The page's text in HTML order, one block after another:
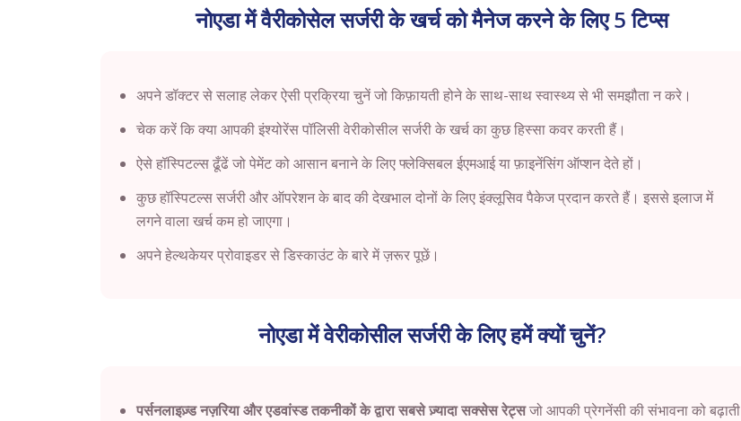
नोएडा में वैरीकोसेल सर्जरी के खर्च को मैनेज करने के लिए 5 टिप्स
अपने डॉक्टर से सलाह लेकर ऐसी प्रक्रिया चुनें जो किफ़ायती होने के साथ-साथ स्वास्थ्य से भी समझौता न करे।
चेक करें कि क्या आपकी इंश्योरेंस पॉलिसी वेरीकोसील सर्जरी के खर्च का कुछ हिस्सा कवर करती हैं।
ऐसे हॉस्पिटल्स ढूँढें जो पेमेंट को आसान बनाने के लिए फ्लेक्सिबल ईएमआई या फ़ाइनेंसिंग ऑप्शन देते हों।
कुछ हॉस्पिटल्स सर्जरी और ऑपरेशन के बाद की देखभाल दोनों के लिए इंक्लूसिव पैकेज प्रदान करते हैं। इससे इलाज में
लगने वाला खर्च कम हो जाएगा।
अपने हेल्थकेयर प्रोवाइडर से डिस्काउंट के बारे में ज़रूर पूछें।
नोएडा में वेरीकोसील सर्जरी के लिए हमें क्यों चुनें?
पर्सनलाइज़्ड नज़रिया और एडवांस्ड तकनीकों के द्वारा सबसे ज़्यादा सक्सेस रेट्सजो आपकी प्रेगनेंसी की संभावना को बढ़ाती